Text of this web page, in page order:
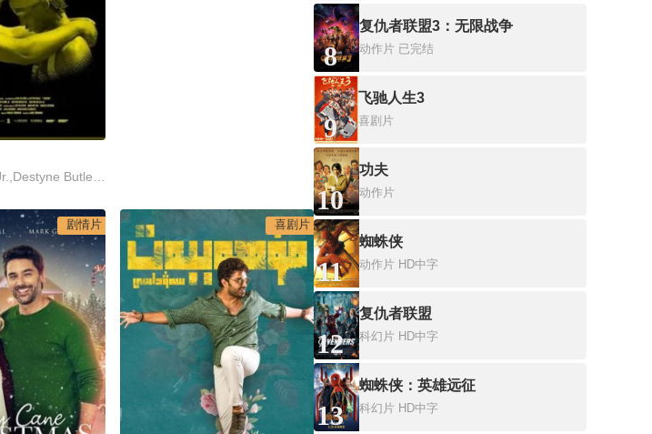
剧情片 喜剧片
8
复仇者联盟3：无限战争
动作片 已完结
9
飞驰人生3
喜剧片
10
功夫
动作片
11
蜘蛛侠
动作片 HD中字
12
复仇者联盟
科幻片 HD中字
13
蜘蛛侠：英雄远征
科幻片 HD中字